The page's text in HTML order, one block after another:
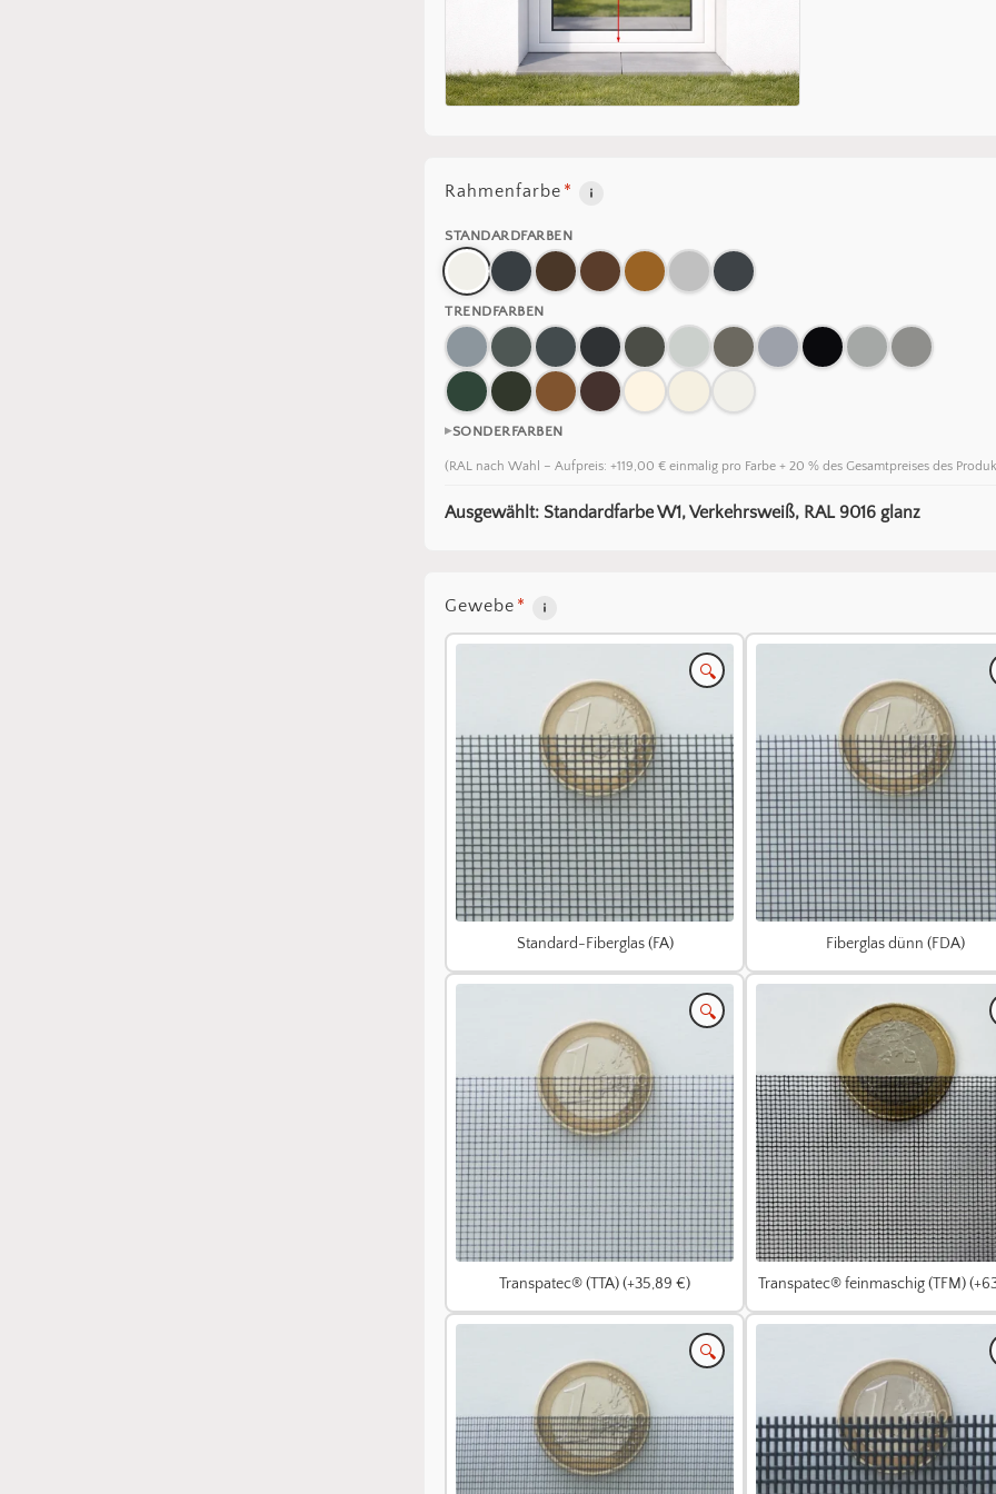
Rahmenfarbe *
STANDARDFARBEN
TRENDFARBEN
SONDERFARBEN
(RAL nach Wahl – Aufpreis: +119,00 € einmalig pro Farbe + 20 % des Gesamtpreises des
Ausgewählt: Standardfarbe W1, Verkehrsweiß, RAL 9016 glanz
Gewebe *
🔍
Standard-Fiberglas (FA) Fiberglas dünn (FDA)
🔍
Transpatec® (TTA) (+35,89 €) Transpatec® feinmaschig (TFM)
🔍